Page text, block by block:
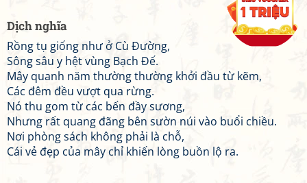
Dịch nghĩa
Rồng tụ giống như ở Cù Đường,
Sông sâu y hệt vùng Bạch Đế.
Mây quanh năm thường thường khởi đầu từ kẽm,
Các đêm đều vượt qua rừng.
Nó thu gom từ các bến đầy sương,
Nhưng rất quang đãng bên sườn núi vào buổi chiều.
Nơi phòng sách không phải là chỗ,
Cái vẻ đẹp của mây chỉ khiến lòng buồn lộ ra.